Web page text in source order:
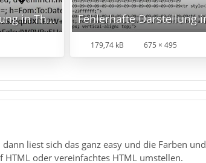
Fehlerhafte Darstellung in Thunderbird.jpg
179,74 kB 675 × 495
dann liest sich das ganz easy und die Farben
HTML oder vereinfachtes HTML umstellen.